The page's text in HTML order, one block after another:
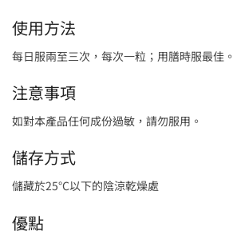
使用方法
每日服兩至三次，每次一粒；用膳時服最佳。
注意事項
如對本產品任何成份過敏，請勿服用。
儲存方式
儲藏於25°C以下的陰涼乾燥處
優點